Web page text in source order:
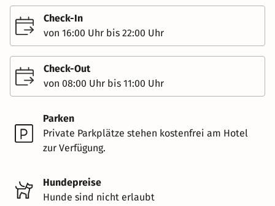
Check-In
von 16:00 Uhr bis 22:00 Uhr
Check-Out
von 08:00 Uhr bis 11:00 Uhr
Parken
Private Parkplätze stehen kostenfrei am Hotel
zur Verfügung.
Hundepreise
Hunde sind nicht erlaubt